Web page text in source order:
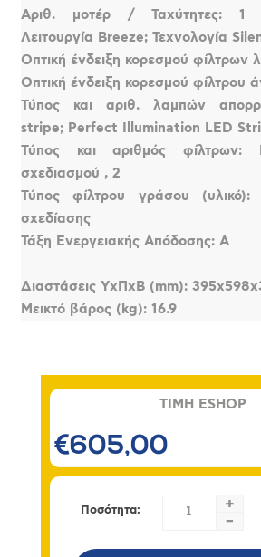
Αριθ. μοτέρ / Ταχύτητες: 1 /
Λειτουργία Breeze; Τεχνολογία
Οπτική ένδειξη κορεσμού φίλτρων
Oπτική ένδειξη κορεσμού φίλτρου
Τύπος και αριθ. λαμπών
stripe; Perfect Illumination LED
Τύπος και αριθμός φίλτρων:
σχεδιασμού , 2
Τύπος φίλτρου γράσου
σχεδίασης
Τάξη Ενεργειακής Απόδοσης: A
Διαστάσεις ΥxΠxΒ (mm):
Μεικτό βάρος (kg): 16.9
TIMH ESHOP
€605,00
Ποσότητα:
+
-